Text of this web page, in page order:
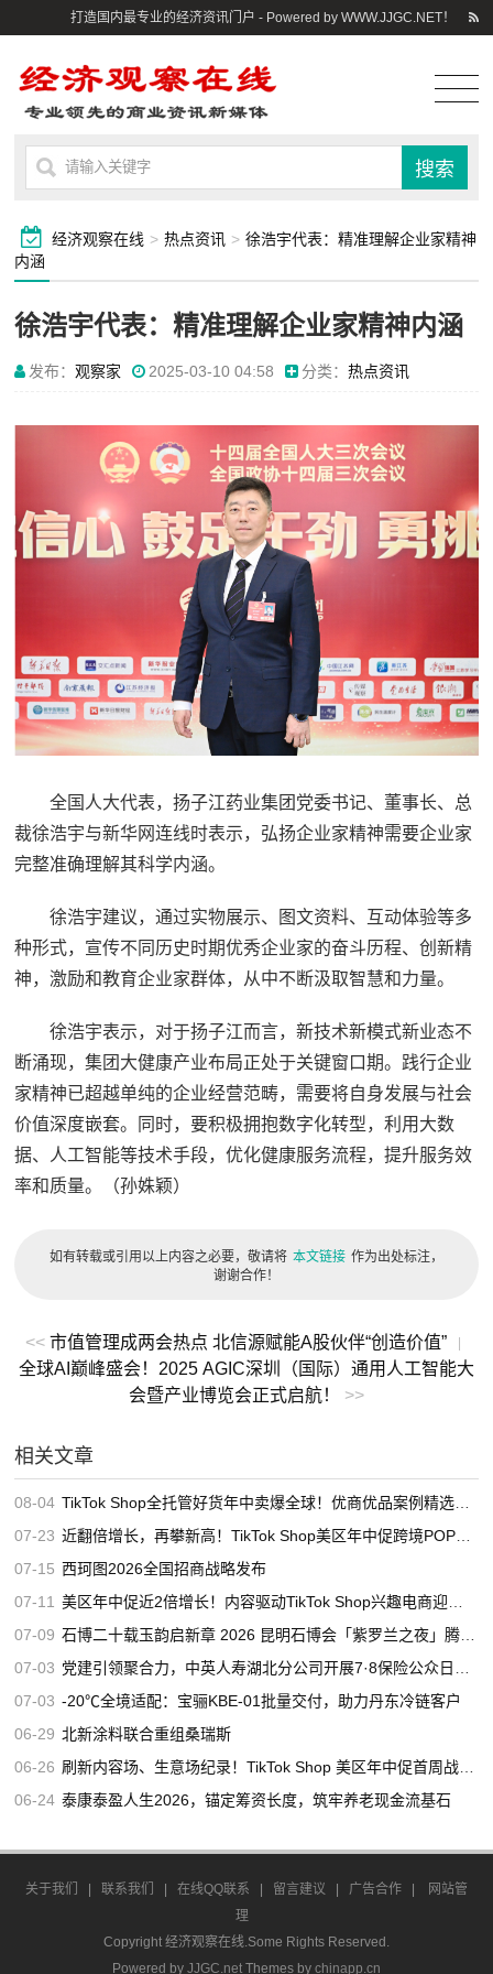
打造国内最专业的经济资讯门户 - Powered by WWW.JJGC.NET！
经济观察在线 > 热点资讯 > 徐浩宇代表：精准理解企业家精神
内涵
徐浩宇代表：精准理解企业家精神内涵
发布：观察家 2025-03-10 04:58 分类：热点资讯
全国人大代表，扬子江药业集团党委书记、董事长、总
裁徐浩宇与新华网连线时表示，弘扬企业家精神需要企业家
完整准确理解其科学内涵。
徐浩宇建议，通过实物展示、图文资料、互动体验等多
种形式，宣传不同历史时期优秀企业家的奋斗历程、创新精
神，激励和教育企业家群体，从中不断汲取智慧和力量。
徐浩宇表示，对于扬子江而言，新技术新模式新业态不
断涌现，集团大健康产业布局正处于关键窗口期。践行企业
家精神已超越单纯的企业经营范畴，需要将自身发展与社会
价值深度嵌套。同时，要积极拥抱数字化转型，利用大数
据、人工智能等技术手段，优化健康服务流程，提升服务效
率和质量。（孙姝颖）
如有转载或引用以上内容之必要，敬请将 本文链接 作为出处标注，
谢谢合作！
<< 市值管理成两会热点 北信源赋能A股伙伴“创造价值”
全球AI巅峰盛会！2025 AGIC深圳（国际）通用人工智能大
会暨产业博览会正式启航！
>>
相关文章
08-04 TikTok Shop全托管好货年中卖爆全球！优商优品案例精选特辑发布
07-23 近翻倍增长，再攀新高！TikTok Shop美区年中促跨境POP优秀案例重磅发布
07-15 西珂图2026全国招商战略发布
07-11 美区年中促近2倍增长！内容驱动TikTok Shop兴趣电商迎来高增长
07-09 石博二十载玉韵启新章 2026 昆明石博会「紫罗兰之夜」腾冲专场重磅启幕
07-03 党建引领聚合力，中英人寿湖北分公司开展7·8保险公众日宣教活动
07-03 -20℃全境适配：宝骊KBE-01批量交付，助力丹东冷链客户
06-29 北新涂料联合重组桑瑞斯
06-26 刷新内容场、生意场纪录！TikTok Shop 美区年中促首周战绩创新高
06-24 泰康泰盈人生2026，锚定筹资长度，筑牢养老现金流基石
关于我们 联系我们 在线QQ联系 留言建议 广告合作
网站管
理
Copyright 经济观察在线.Some Rights Reserved.
Powered by JJGC.net Themes by chinapp.cn